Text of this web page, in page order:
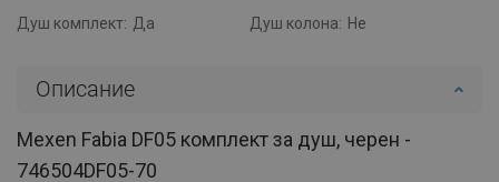
Душ комплект: Да Душ колона: Не
Описание
Mexen Fabia DF05 комплект за душ, черен -
746504DF05-70